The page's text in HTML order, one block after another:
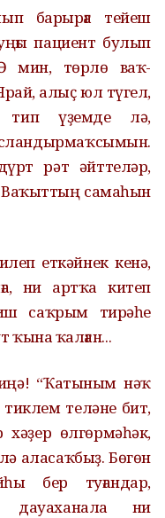
барырға тейеш
пациент булып
Ә мин, төрлө ваҡ-
алыҫ юл түгел,
тип үҙемде лә,
рәт әйттеләр,
самаһын
еткәйнек кенә,
ни артҡа китеп
саҡрым тирәһе
ҡына ҡалған...
“Ҡатыным нәҡ
теләне бит,
өлгөрмәһәк,
аласаҡбыҙ. Бөгөн
бер туғандар,
дауаханала ни